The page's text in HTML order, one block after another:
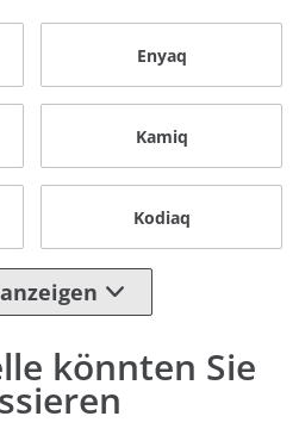
Enyaq
Kamiq
Kodiaq
könnten Sie